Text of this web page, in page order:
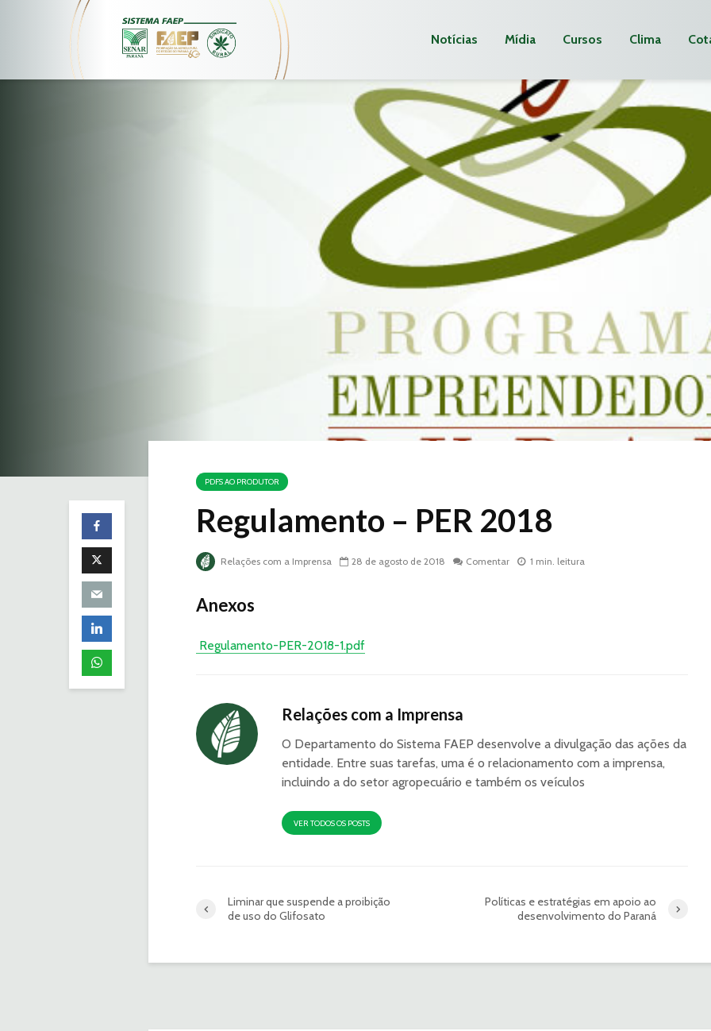
Notícias Mídia Cursos Clima
PDFS AO PRODUTOR
Regulamento – PER 2018
Relações com a Imprensa 28 de agosto de 2018 Comentar 1 min. leitura
Anexos
Regulamento-PER-2018-1.pdf
Relações com a Imprensa
O Departamento do Sistema FAEP desenvolve a divulgação das ações da
entidade. Entre suas tarefas, uma é o relacionamento com a imprensa,
incluindo a do setor agropecuário e também os veículos
VER TODOS OS POSTS
Liminar que suspende a proibição
de uso do Glifosato
Políticas e estratégias em apoio ao
desenvolvimento do Paraná